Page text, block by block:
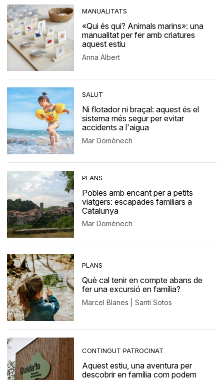
MANUALITATS
«Qui és qui? Animals marins»: una
manualitat per fer amb criatures
aquest estiu
Anna Albert
SALUT
Ni flotador ni braçal: aquest és el
sistema més segur per evitar
accidents a l'aigua
Mar Domènech
PLANS
Pobles amb encant per a petits
viatgers: escapades familiars a
Catalunya
Mar Domènech
PLANS
Què cal tenir en compte abans de
fer una excursió en família?
Marcel Blanes | Santi Sotos
CONTINGUT PATROCINAT
Aquest estiu, una aventura per
descobrir en família com podem